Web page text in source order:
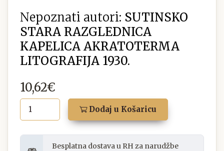
Nepoznati autori: SUTINSKO
STARA RAZGLEDNICA
KAPELICA AKRATOTERMA
LITOGRAFIJA 1930.
10,62€
Dodaj u Košaricu
Besplatna dostava u RH za narudžbe